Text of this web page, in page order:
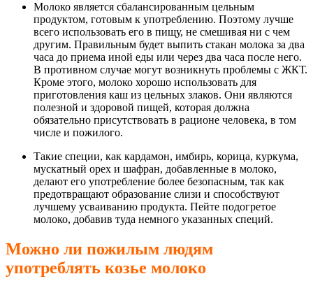
Молоко является сбалансированным цельным
продуктом, готовым к употреблению. Поэтому лучше
всего использовать его в пищу, не смешивая ни с чем
другим. Правильным будет выпить стакан молока за два
часа до приема иной еды или через два часа после него.
В противном случае могут возникнуть проблемы с ЖКТ.
Кроме этого, молоко хорошо использовать для
приготовления каш из цельных злаков. Они являются
полезной и здоровой пищей, которая должна
обязательно присутствовать в рационе человека, в том
числе и пожилого.
Такие специи, как кардамон, имбирь, корица, куркума,
мускатный орех и шафран, добавленные в молоко,
делают его употребление более безопасным, так как
предотвращают образование слизи и способствуют
лучшему усваиванию продукта. Пейте подогретое
молоко, добавив туда немного указанных специй.
Можно ли пожилым людям
употреблять козье молоко